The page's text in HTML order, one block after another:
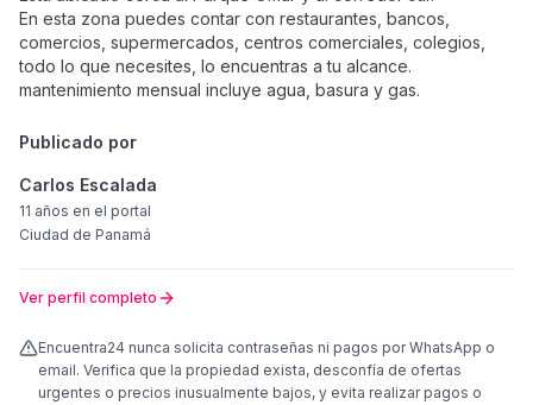
En esta zona puedes contar con restaurantes, bancos,
comercios, supermercados, centros comerciales, colegios,
todo lo que necesites, lo encuentras a tu alcance.
mantenimiento mensual incluye agua, basura y gas.
Publicado por
Carlos Escalada
11 años en el portal
Ciudad de Panamá
Ver perfil completo
Encuentra24 nunca solicita contraseñas ni pagos por WhatsApp o
email. Verifica que la propiedad exista, desconfía de ofertas
urgentes o precios inusualmente bajos, y evita realizar pagos o